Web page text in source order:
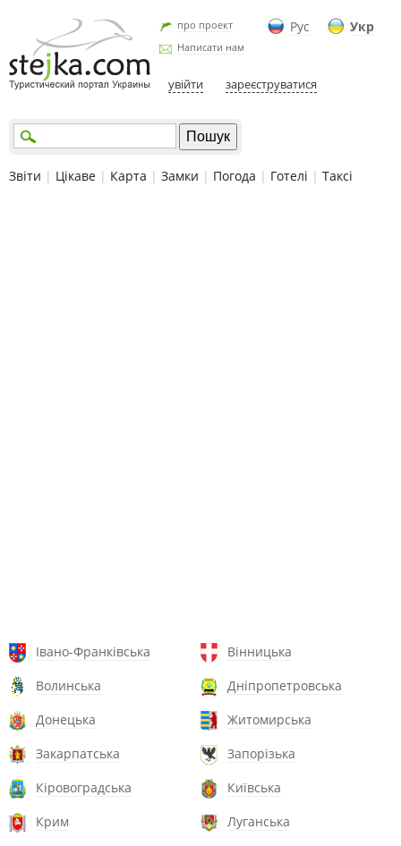
Рус Укр
про проект
Написати нам
увійти зареєструватися
Звіти | Цікаве | Карта | Замки | Погода | Готелі | Таксі
Івано-Франківська
Вінницька
Волинська
Дніпропетровська
Донецька
Житомирська
Закарпатська
Запорізька
Кіровоградська
Київська
Крим
Луганська